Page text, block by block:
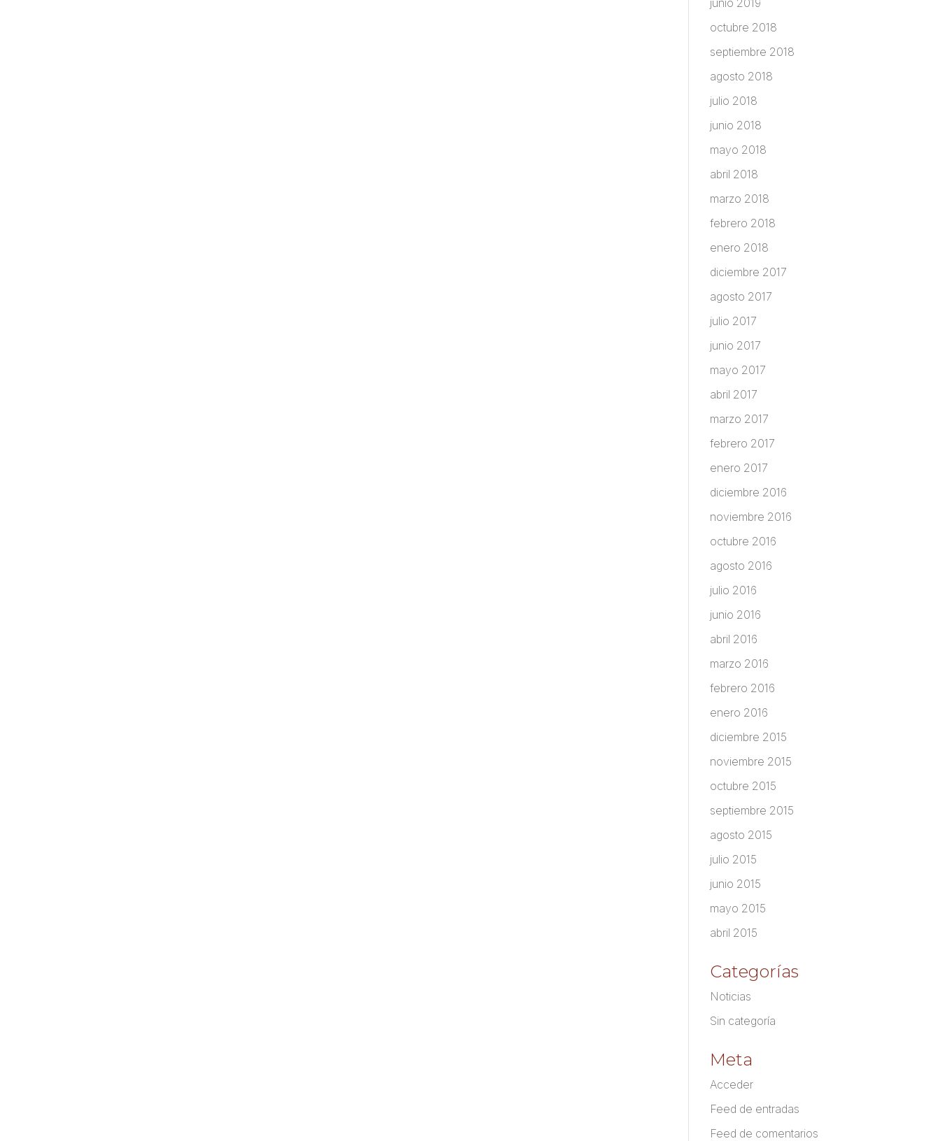
junio 2019
octubre 2018
septiembre 2018
agosto 2018
julio 2018
junio 2018
mayo 2018
abril 2018
marzo 2018
febrero 2018
enero 2018
diciembre 2017
agosto 2017
julio 2017
junio 2017
mayo 2017
abril 2017
marzo 2017
febrero 2017
enero 2017
diciembre 2016
noviembre 2016
octubre 2016
agosto 2016
julio 2016
junio 2016
abril 2016
marzo 2016
febrero 2016
enero 2016
diciembre 2015
noviembre 2015
octubre 2015
septiembre 2015
agosto 2015
julio 2015
junio 2015
mayo 2015
abril 2015
Categorías
Noticias
Sin categoría
Meta
Acceder
Feed de entradas
Feed de comentarios